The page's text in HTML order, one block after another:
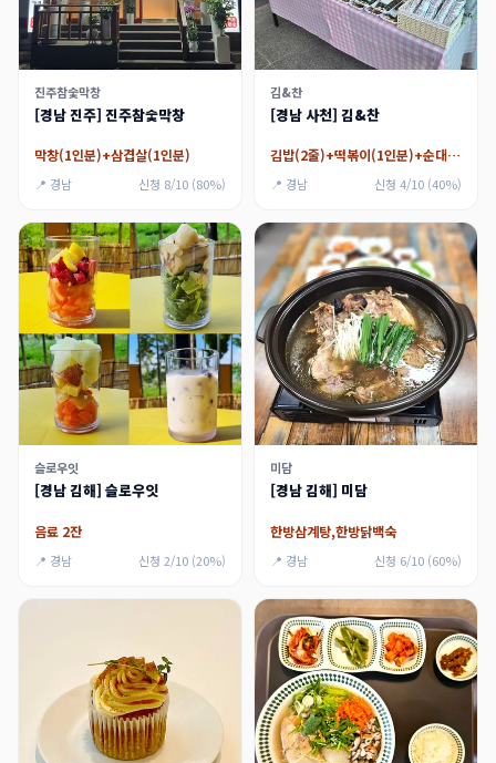
진주참숯막창
[경남 진주] 진주참숯막창
막창(1인분)+삼겹살(1인분)
📍 경남 신청 8/10 (80%)
김&찬
[경남 사천] 김&찬
김밥(2줄)+떡볶이(1인분)+순대(1인분)
📍 경남 신청 4/10 (40%)
슬로우잇
[경남 김해] 슬로우잇
음료 2잔
📍 경남 신청 2/10 (20%)
미담
[경남 김해] 미담
한방삼계탕,한방닭백숙
📍 경남 신청 6/10 (60%)